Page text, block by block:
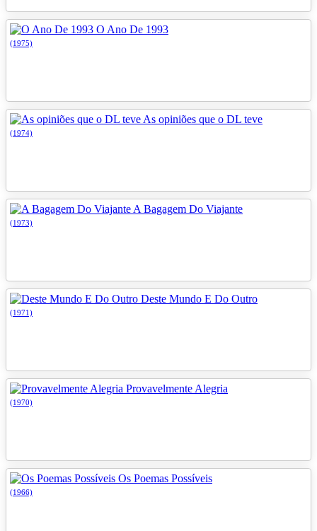
O Ano De 1993
(1975)
As opiniões que o DL teve
(1974)
A Bagagem Do Viajante
(1973)
Deste Mundo E Do Outro
(1971)
Provavelmente Alegria
(1970)
Os Poemas Possíveis
(1966)